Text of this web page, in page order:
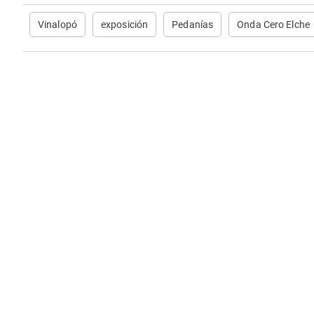
Vinalopó exposición Pedanías Onda Cero Elche